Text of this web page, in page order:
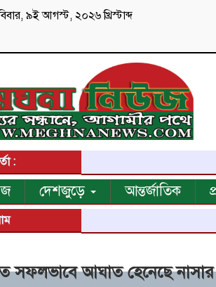
, ৯ই আগস্ট, ২০২৬ খ্রিস্টাব্দ
:
দেশজুড়ে আন্তর্জাতিক
সফলভাবে আঘাত হেনেছে